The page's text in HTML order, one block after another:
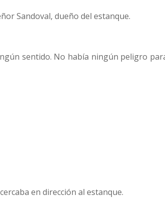
Sandoval, dueño del estanque.
sentido. No había ningún peligro
en dirección al estanque.